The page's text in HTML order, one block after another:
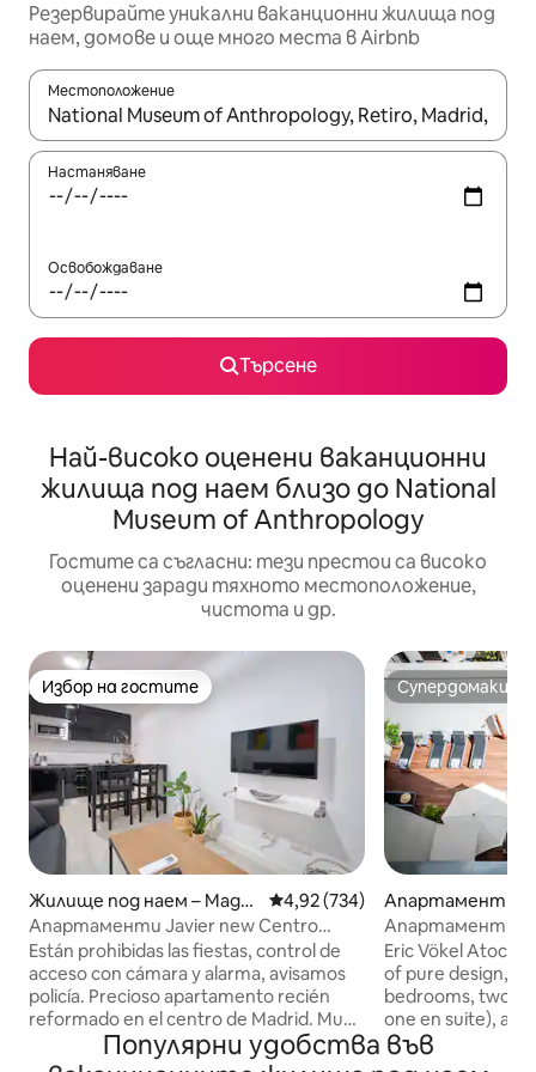
Резервирайте уникални ваканционни жилища под
наем, домове и още много места в Airbnb
Местоположение
Когато резултатите се покажат, използвайте
Настаняване
Освобождаване
Търсене
Най-високо оценени ваканционни
жилища под наем близо до National
Museum of Anthropology
Гостите са съгласни: тези престои са високо
оценени заради тяхното местоположение,
чистота и др.
Избор на гостите
Избор на гостите
Жилище под наем – Мадр
ид
Средна оценка: 4,92 от 5,
4,92 (734)
Апартаменти Javier new Centro
Atocha Wifi...
Están prohibidas las fiestas, control de
acceso con cámara y alarma, avisamos
policía. Precioso apartamento recién
reformado en el centro de Madrid. Muy
acogedor y luminoso en el centro de
Madrid, casco histórico. Cuenta con WiFi
Супердомакин
Супердомакин
Апартамент с
не – Мадрид
Апартаменти
до Аточа,
Eric Vökel Atocha
of pure design,
bedrooms, two
one en suite), a
and a fully
importantly, it
Популярни удобства във